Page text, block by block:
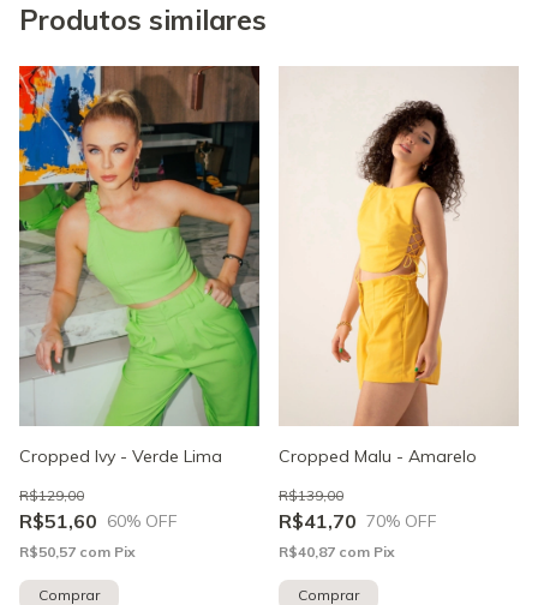
Produtos similares
Cropped Ivy - Verde Lima
R$51,60
R$129,00
60% OFF
R$50,57 com Pix
Comprar
Cropped Malu - Amarelo
R$41,70
R$139,00
70% OFF
R$40,87 com Pix
Comprar